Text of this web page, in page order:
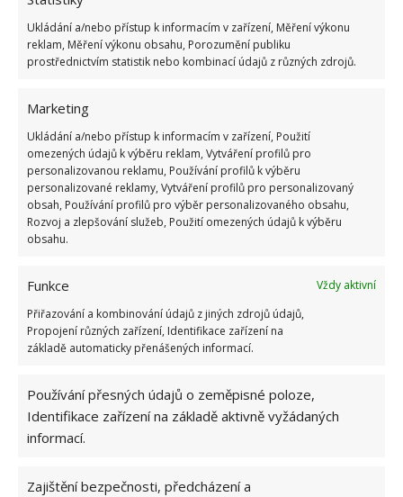
Ukládání a/nebo přístup k informacím v zařízení, Měření výkonu
reklam, Měření výkonu obsahu, Porozumění publiku
prostřednictvím statistik nebo kombinací údajů z různých zdrojů.
Marketing
Ukládání a/nebo přístup k informacím v zařízení, Použití
omezených údajů k výběru reklam, Vytváření profilů pro
personalizovanou reklamu, Používání profilů k výběru
personalizované reklamy, Vytváření profilů pro personalizovaný
obsah, Používání profilů pro výběr personalizovaného obsahu,
Rozvoj a zlepšování služeb, Použití omezených údajů k výběru
obsahu.
Funkce
Vždy aktivní
Přiřazování a kombinování údajů z jiných zdrojů údajů,
Propojení různých zařízení, Identifikace zařízení na
základě automaticky přenášených informací.
Používání přesných údajů o zeměpisné poloze,
Identifikace zařízení na základě aktivně vyžádaných
informací.
Zajištění bezpečnosti, předcházení a
BRAMBORY PĚSTOVÁNÍ BRAMBOR
VÝSADBA BRAMBOR
KOMENTOVAT
Jiří Kolář
Absolvent České zemědělské
možné najít v j...